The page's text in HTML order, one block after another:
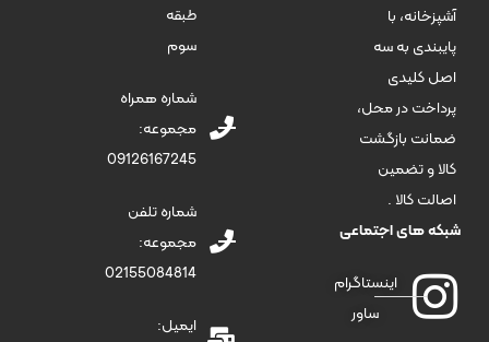
آشپزخانه، با
پایبندی به سه
اصل کلیدی
پرداخت در محل،
ضمانت بازگشت
کالا و تضمین
اصالت کالا .
شبکه های اجتماعی
اینستاگرام
ساور
طبقه
سوم
شماره همراه
مجموعه:
09126167245
شماره تلفن
مجموعه:
02155084814
ایمیل: